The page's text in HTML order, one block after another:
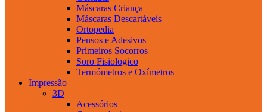
Máscaras Criança
Máscaras Descartáveis
Ortopedia
Pensos e Adesivos
Primeiros Socorros
Soro Fisiologico
Termómetros e Oxímetros
Impressão
3D
Acessórios